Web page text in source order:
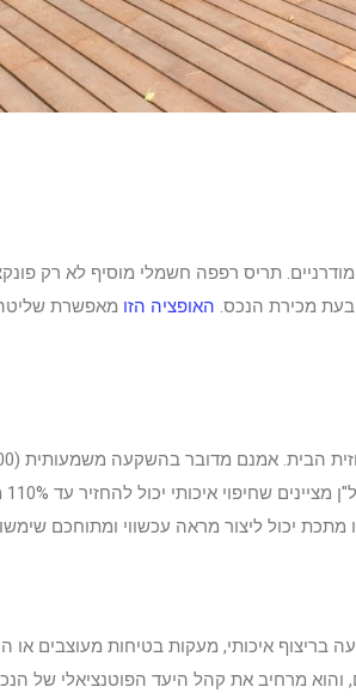
תריס רפפה חשמלי מוסיף לא רק
האופציה הזו מאפשרת שליטה
יכול ליצור מראה עכשווי ומתוחכם
מרחיב את קהל היעד הפוטנציאלי של